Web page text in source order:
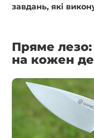
завдань, які
Пряме
на кожен